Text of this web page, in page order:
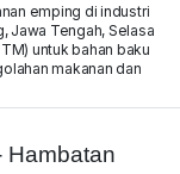
emping di industri
Jawa Tengah, Selasa
untuk bahan baku
makanan dan
Hambatan